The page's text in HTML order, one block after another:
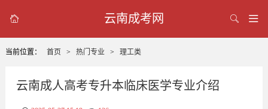
 云南成考网  
当前位置： 首页 > 热门专业 > 理工类
云南成人高考专升本临床医学专业介绍